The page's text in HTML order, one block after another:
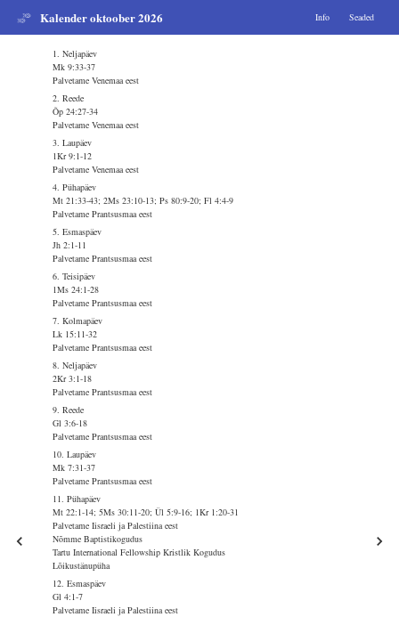
Kalender oktoober 2026 Info Seaded
1. Neljapäev
Mk 9:33-37
Palvetame Venemaa eest
2. Reede
Õp 24:27-34
Palvetame Venemaa eest
3. Laupäev
1Kr 9:1-12
Palvetame Venemaa eest
4. Pühapäev
Mt 21:33-43; 2Ms 23:10-13; Ps 80:9-20; Fl 4:4-9
Palvetame Prantsusmaa eest
5. Esmaspäev
Jh 2:1-11
Palvetame Prantsusmaa eest
6. Teisipäev
1Ms 24:1-28
Palvetame Prantsusmaa eest
7. Kolmapäev
Lk 15:11-32
Palvetame Prantsusmaa eest
8. Neljapäev
2Kr 3:1-18
Palvetame Prantsusmaa eest
9. Reede
Gl 3:6-18
Palvetame Prantsusmaa eest
10. Laupäev
Mk 7:31-37
Palvetame Prantsusmaa eest
11. Pühapäev
Mt 22:1-14; 5Ms 30:11-20; Ül 5:9-16; 1Kr 1:20-31
Palvetame Iisraeli ja Palestiina eest
Nõmme Baptistikogudus
Tartu International Fellowship Kristlik Kogudus
Lõikustänupüha
12. Esmaspäev
Gl 4:1-7
Palvetame Iisraeli ja Palestiina eest